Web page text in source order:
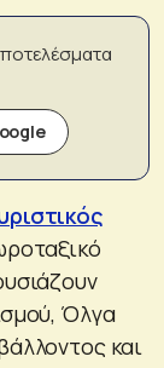
Όλγα
και